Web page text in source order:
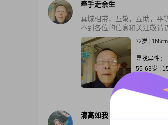
牵手走余生
真城相带，互敬，互助，平
不到各位的信息和关注敬请
72岁 |
寻找异性：
55-63岁 |
清高如我